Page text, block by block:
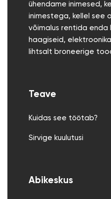
ühendame inimesed,
inimestega, kellel see
võimalus rentida enda
haagiseid,
lihtsalt broneerige
Teave
Kuidas see töötab?
Sirvige kuulutusi
Abikeskus